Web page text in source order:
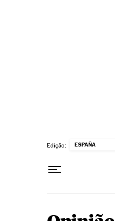
Edição: ESPAÑA